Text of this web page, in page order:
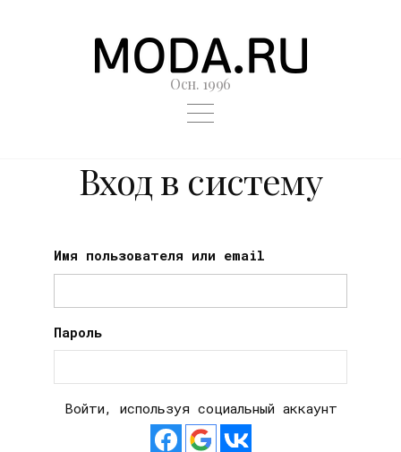
Осн. 1996
Вход в систему
Имя пользователя или email
Пароль
Войти, используя социальный аккаунт